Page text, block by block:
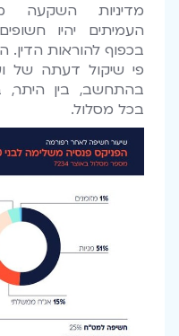
מדיניות השקעה
העמיתים יהיו
בכפוף להוראות הדין.
פי שיקול דעתה של
בהתחשב, בין היתר,
בכל מסלול.